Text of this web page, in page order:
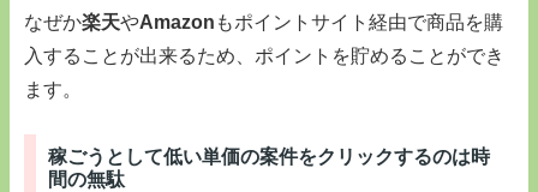
なぜか楽天やAmazon もポイントサイト経由で商品を購
入することが出来るため、ポイントを貯めることができ
ます。
稼ごうとして低い単価の案件をクリックするのは時
間の無駄